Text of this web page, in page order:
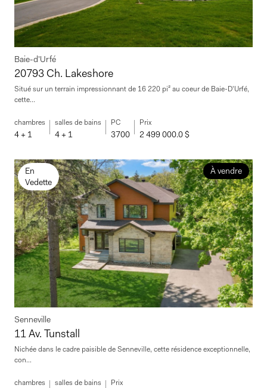
Baie-d'Urfé
20793 Ch. Lakeshore
Situé sur un terrain impressionnant de 16 220 pi² au coeur de Baie-D'Urfé,
cette...
chambres
4 + 1
salles de bains
4 + 1
PC
3700
Prix
2 499 000.0 $
À vendre
En
Vedette
Senneville
11 Av. Tunstall
Nichée dans le cadre paisible de Senneville, cette résidence exceptionnelle,
con...
chambres salles de bains Prix